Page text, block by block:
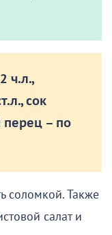
ч.л.,
сок
перец – по
соломкой. Также
салат и